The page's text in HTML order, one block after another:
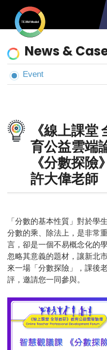
News
&
Cases
News &
Event
《線上課
育公益雲端
《分數探
許大偉老師
「分數的基本性質」對於學
分數的乘、除法上，是非常
言，卻是一個不易概念化的
忽略其意義的題材，讓新北
來一場「分數探險」，課後
評，邀請您一同參與。